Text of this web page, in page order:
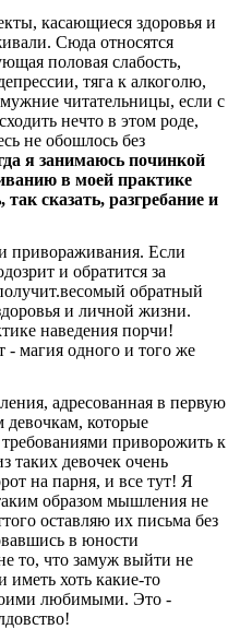
касающиеся здоровья и
Сюда относятся
половая слабость,
тяга к алкоголю,
читательницы, если с
нечто в этом роде,
не обошлось без
я занимаюсь починкой
в моей практике
сказать, разгребание и
привораживания. Если
и обратится за
обратный
и личной жизни.
наведения порчи!
- магия одного и того же
адресованная в первую
девочкам, которые
приворожить к
таких девочек очень
на парня, и все тут! Я
образом мышления не
оставляю их письма без
в юности
то, что замуж выйти не
иметь хоть какие-то
любимыми. Это -